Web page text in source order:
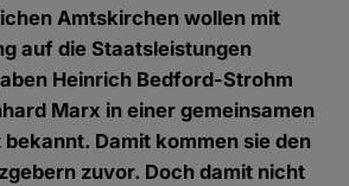
Amtskirchen wollen mit
auf die Staatsleistungen
Heinrich Bedford-Strohm
Marx in einer gemeinsamen
Damit kommen sie den
zuvor. Doch damit nicht